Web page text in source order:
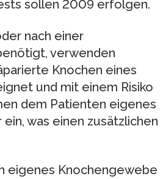
sollen 2009 erfolgen.
nach einer
verwenden
Knochen eines
und mit einem Risiko
dem Patienten eigenes
was einen zusätzlichen
eigenes Knochengewebe